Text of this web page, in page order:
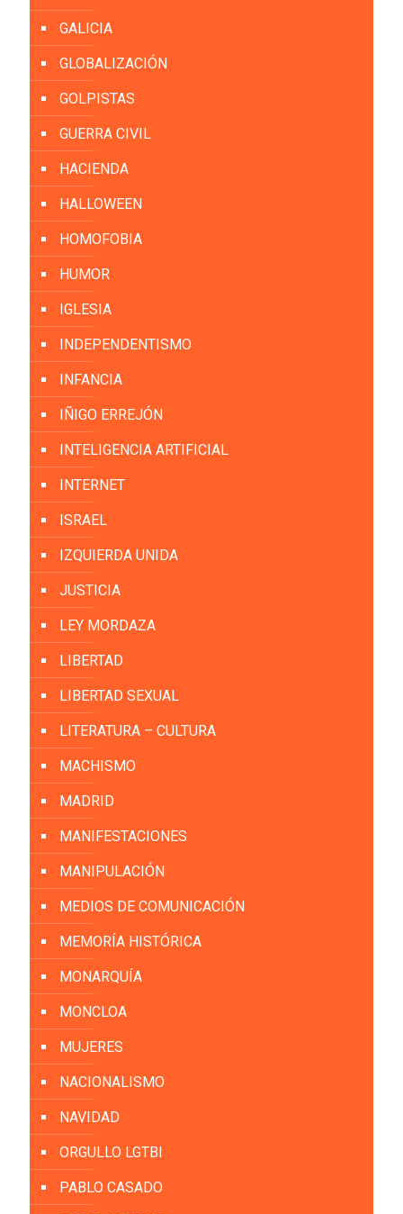
GALICIA
GLOBALIZACIÓN
GOLPISTAS
GUERRA CIVIL
HACIENDA
HALLOWEEN
HOMOFOBIA
HUMOR
IGLESIA
INDEPENDENTISMO
INFANCIA
IÑIGO ERREJÓN
INTELIGENCIA ARTIFICIAL
INTERNET
ISRAEL
IZQUIERDA UNIDA
JUSTICIA
LEY MORDAZA
LIBERTAD
LIBERTAD SEXUAL
LITERATURA – CULTURA
MACHISMO
MADRID
MANIFESTACIONES
MANIPULACIÓN
MEDIOS DE COMUNICACIÓN
MEMORÍA HISTÓRICA
MONARQUÍA
MONCLOA
MUJERES
NACIONALISMO
NAVIDAD
ORGULLO LGTBI
PABLO CASADO